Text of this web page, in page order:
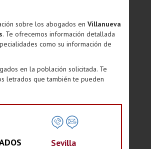
sobre los abogados en Villanueva
. Te ofrecemos información detallada
como su información de
en la población solicitada. Te
letrados que también te pueden
Sevilla